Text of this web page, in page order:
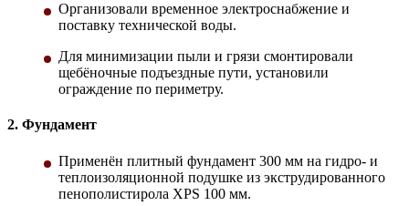
Организовали временное электроснабжение и
поставку технической воды.
Для минимизации пыли и грязи смонтировали
щебёночные подъездные пути, установили
ограждение по периметру.
2. Фундамент
Применён плитный фундамент 300 мм на гидро- и
теплоизоляционной подушке из экструдированного
пенополистирола XPS 100 мм.